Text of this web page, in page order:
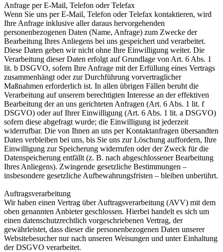
Anfrage per E-Mail, Telefon oder Telefax
Wenn Sie uns per E-Mail, Telefon oder Telefax kontaktieren, wird
Ihre Anfrage inklusive aller daraus hervorgehenden
personenbezogenen Daten (Name, Anfrage) zum Zwecke der
Bearbeitung Ihres Anliegens bei uns gespeichert und verarbeitet.
Diese Daten geben wir nicht ohne Ihre Einwilligung weiter. Die
Verarbeitung dieser Daten erfolgt auf Grundlage von Art. 6 Abs. 1
lit. b DSGVO, sofern Ihre Anfrage mit der Erfüllung eines Vertrags
zusammenhängt oder zur Durchführung vorvertraglicher
Maßnahmen erforderlich ist. In allen übrigen Fällen beruht die
Verarbeitung auf unserem berechtigten Interesse an der effektiven
Bearbeitung der an uns gerichteten Anfragen (Art. 6 Abs. 1 lit. f
DSGVO) oder auf Ihrer Einwilligung (Art. 6 Abs. 1 lit. a DSGVO)
sofern diese abgefragt wurde; die Einwilligung ist jederzeit
widerrufbar. Die von Ihnen an uns per Kontaktanfragen übersandten
Daten verbleiben bei uns, bis Sie uns zur Löschung auffordern, Ihre
Einwilligung zur Speicherung widerrufen oder der Zweck für die
Datenspeicherung entfällt (z. B. nach abgeschlossener Bearbeitung
Ihres Anliegens). Zwingende gesetzliche Bestimmungen –
insbesondere gesetzliche Aufbewahrungsfristen – bleiben unberührt.
Auftragsverarbeitung
Wir haben einen Vertrag über Auftragsverarbeitung (AVV) mit dem
oben genannten Anbieter geschlossen. Hierbei handelt es sich um
einen datenschutzrechtlich vorgeschriebenen Vertrag, der
gewährleistet, dass dieser die personenbezogenen Daten unserer
Websitebesucher nur nach unseren Weisungen und unter Einhaltung
der DSGVO verarbeitet.